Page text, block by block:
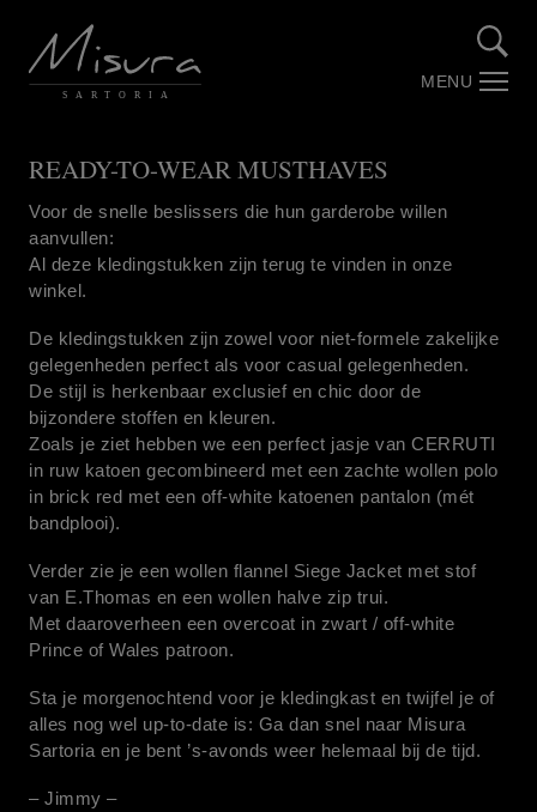
SARTORIA
MENU
READY-TO-WEAR MUSTHAVES
Voor de snelle beslissers die hun garderobe willen
aanvullen:
Al deze kledingstukken zijn terug te vinden in onze
winkel.
De kledingstukken zijn zowel voor niet-formele zakelijke
gelegenheden perfect als voor casual gelegenheden.
De stijl is herkenbaar exclusief en chic door de
bijzondere stoffen en kleuren.
Zoals je ziet hebben we een perfect jasje van CERRUTI
in ruw katoen gecombineerd met een zachte wollen polo
in brick red met een off-white katoenen pantalon (mét
bandplooi).
Verder zie je een wollen flannel Siege Jacket met stof
van E.Thomas en een wollen halve zip trui.
Met daaroverheen een overcoat in zwart / off-white
Prince of Wales patroon.
Sta je morgenochtend voor je kledingkast en twijfel je of
alles nog wel up-to-date is: Ga dan snel naar Misura
Sartoria en je bent ’s-avonds weer helemaal bij de tijd.
– Jimmy –
Maatwerk
Trouwpakken
Webshop
Contact
Afspraak maken